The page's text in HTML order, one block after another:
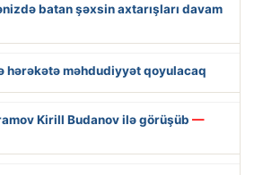
batan şəxsin axtarışları davam
hərəkətə məhdudiyyət qoyulacaq
Kirill Budanov ilə görüşüb —